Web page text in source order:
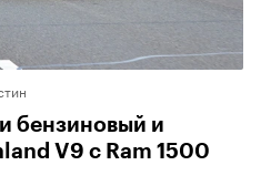
бензиновый и
V9 с Ram 1500